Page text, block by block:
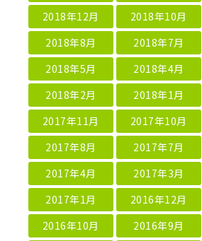
2018年12月
2018年10月
2018年8月
2018年7月
2018年5月
2018年4月
2018年2月
2018年1月
2017年11月
2017年10月
2017年8月
2017年7月
2017年4月
2017年3月
2017年1月
2016年12月
2016年10月
2016年9月